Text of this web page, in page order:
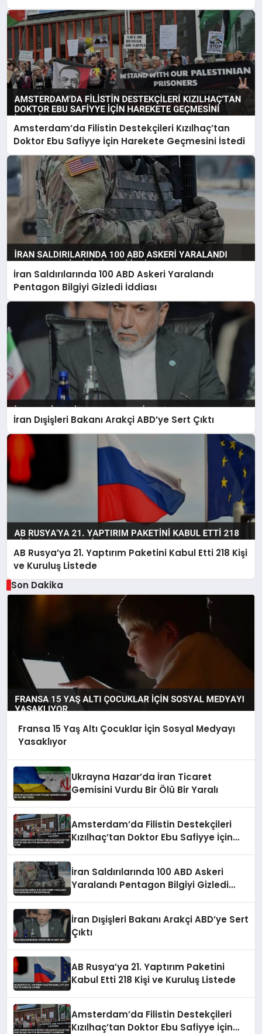
Amsterdam’da Filistin Destekçileri Kızılhaç’tan
Doktor Ebu Safiyye İçin Harekete Geçmesini İstedi
İran Saldırılarında 100 ABD Askeri Yaralandı
Pentagon Bilgiyi Gizledi İddiası
İran Dışişleri Bakanı Arakçi ABD’ye Sert Çıktı
AB Rusya’ya 21. Yaptırım Paketini Kabul Etti 218 Kişi
ve Kuruluş Listede
Son Dakika
Fransa 15 Yaş Altı Çocuklar İçin Sosyal Medyayı
Yasaklıyor
Ukrayna Hazar’da İran Ticaret
Gemisini Vurdu Bir Ölü Bir Yaralı
Amsterdam’da Filistin Destekçileri
Kızılhaç’tan Doktor Ebu Safiyye İçin
İran Saldırılarında 100 ABD Askeri
Yaralandı Pentagon Bilgiyi Gizledi
İran Dışişleri Bakanı Arakçi ABD’ye Sert
Çıktı
AB Rusya’ya 21. Yaptırım Paketini
Kabul Etti 218 Kişi ve Kuruluş Listede
Amsterdam’da Filistin Destekçileri
Kızılhaç’tan Doktor Ebu Safiyye İçin